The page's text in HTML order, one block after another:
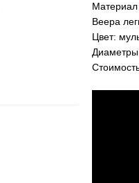
Материал
Веера
Цвет: